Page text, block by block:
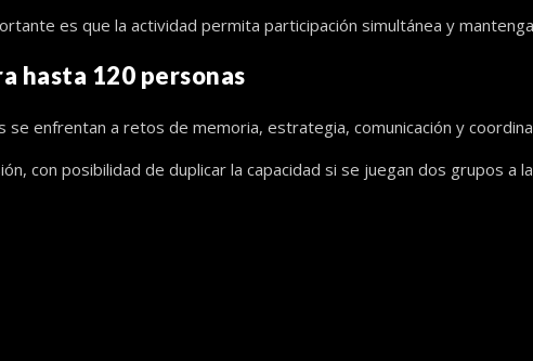
es que la actividad permita participación simultánea y
hasta 120 personas
enfrentan a retos de memoria, estrategia, comunicación y
con posibilidad de duplicar la capacidad si se juegan dos grupos a